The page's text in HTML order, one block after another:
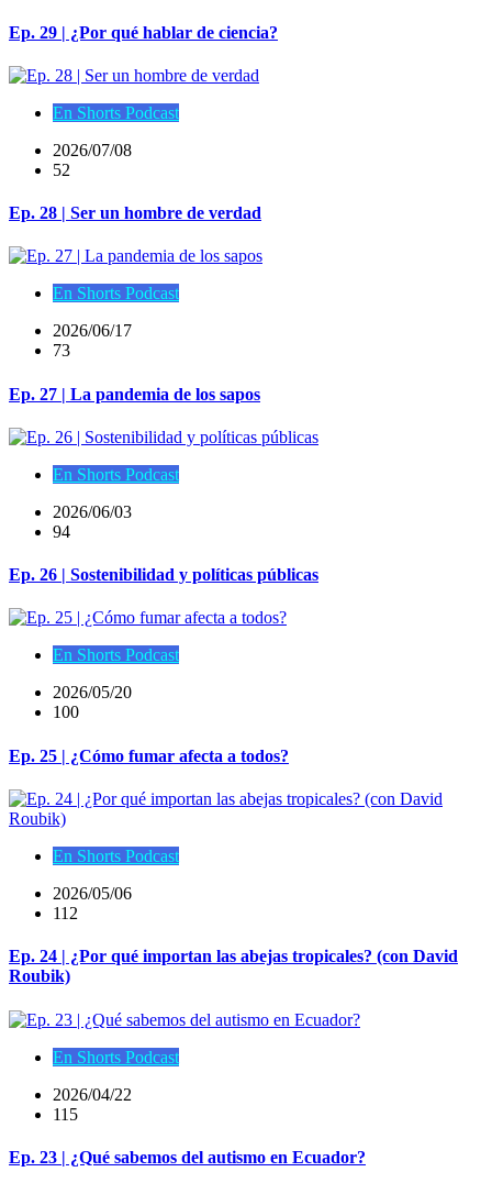
Ep. 29 | ¿Por qué hablar de ciencia?
En Shorts Podcast
2026/07/08
52
Ep. 28 | Ser un hombre de verdad
En Shorts Podcast
2026/06/17
73
Ep. 27 | La pandemia de los sapos
En Shorts Podcast
2026/06/03
94
Ep. 26 | Sostenibilidad y políticas públicas
En Shorts Podcast
2026/05/20
100
Ep. 25 | ¿Cómo fumar afecta a todos?
En Shorts Podcast
2026/05/06
112
Ep. 24 | ¿Por qué importan las abejas tropicales? (con David
Roubik)
En Shorts Podcast
2026/04/22
115
Ep. 23 | ¿Qué sabemos del autismo en Ecuador?